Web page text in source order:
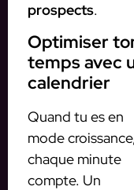
prospects.
Optimiser
temps avec
calendrier
Quand tu es en
mode croissance,
chaque minute
compte. Un